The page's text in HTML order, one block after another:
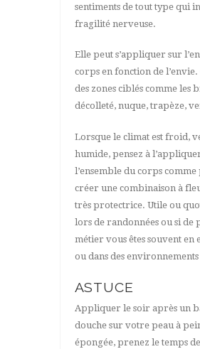
sentiments de tout type qui
fragilité nerveuse.
Elle peut s’appliquer sur
corps en fonction de l’envie.
des zones ciblés comme les
décolleté, nuque, trapèze,
Lorsque le climat est froid,
humide, pensez à
l’ensemble du corps comme
créer une combinaison à
très protectrice. Utile ou
lors de randonnées ou si de
métier vous êtes souvent en
ou dans des
ASTUCE
Appliquer le soir après un
douche sur votre peau à
épongée, prenez le temps